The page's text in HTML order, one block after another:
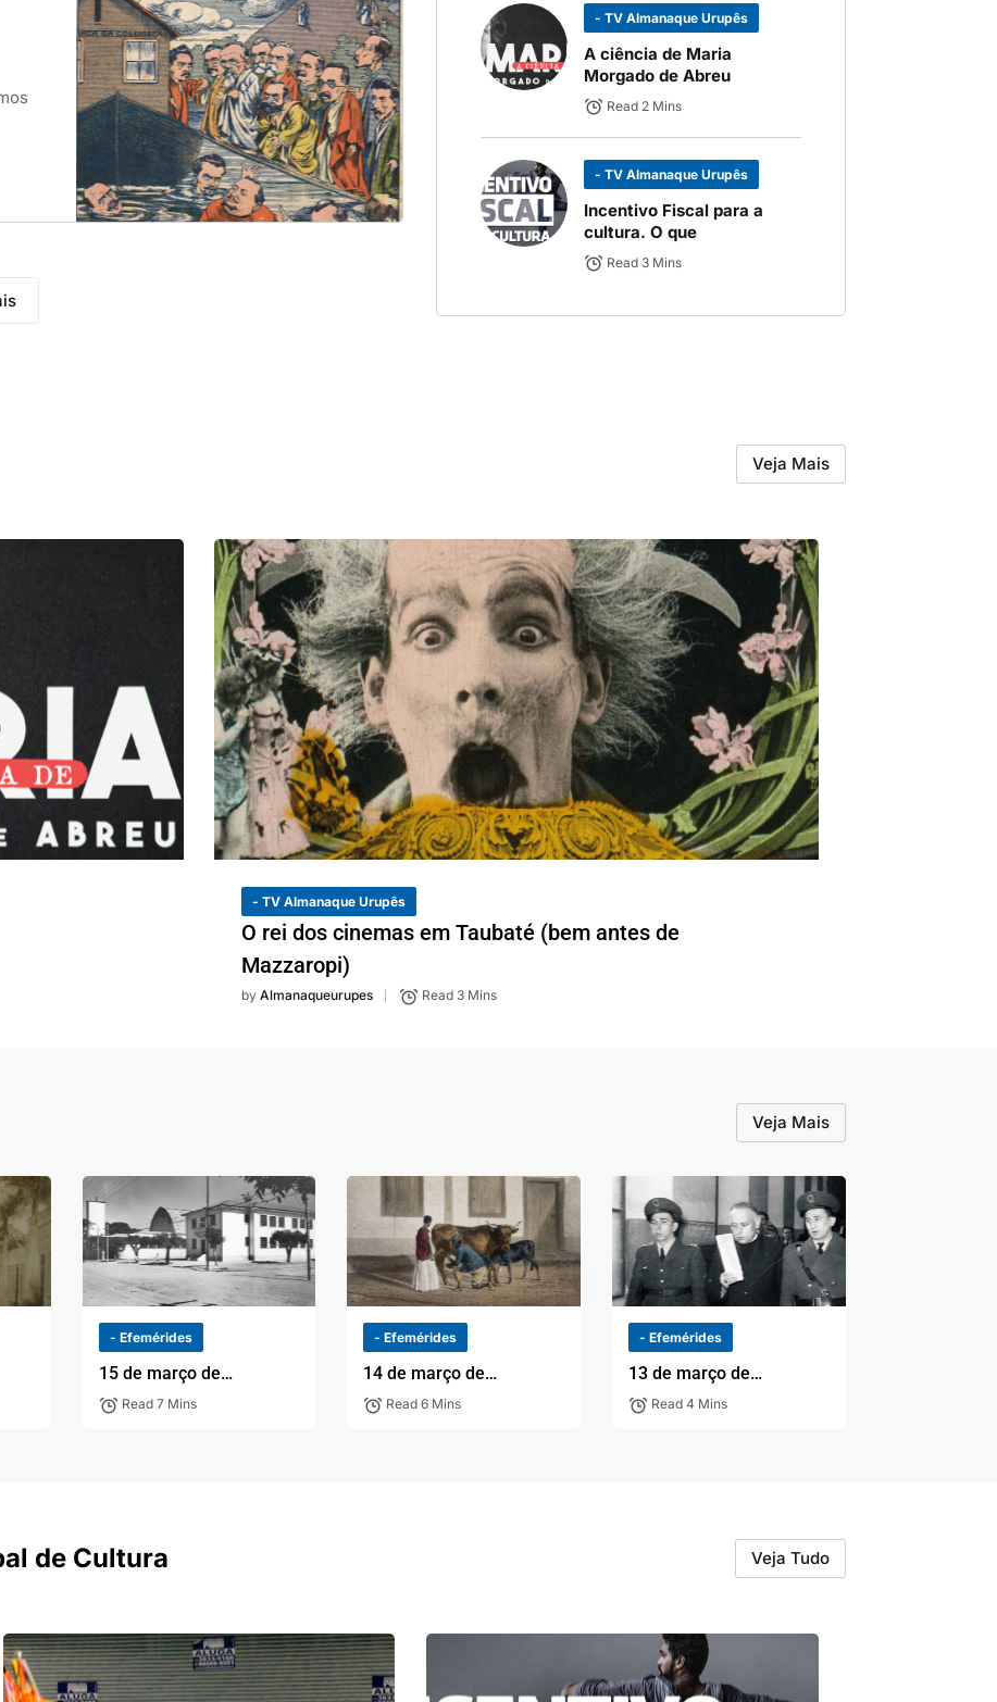
- TV Almanaque Urupês
A ciência de Maria
Morgado de Abreu
Read 2 Mins
- TV Almanaque Urupês
Incentivo Fiscal para a
cultura. O que
Read 3 Mins
Veja Mais
- TV Almanaque Urupês
O rei dos cinemas em Taubaté (bem antes de
Mazzaropi)
by Almanaqueurupes Read 3 Mins
Veja Mais
- Efemérides
15 de março de…
Read 7 Mins
- Efemérides
14 de março de…
Read 6 Mins
- Efemérides
13 de março de…
Read 4 Mins
de Cultura Veja Tudo